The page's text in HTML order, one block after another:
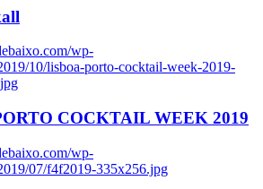
wp-
10/lisboa-porto-cocktail-week-2019-
COCKTAIL WEEK 2019
wp-
07/f4f2019-335x256.jpg